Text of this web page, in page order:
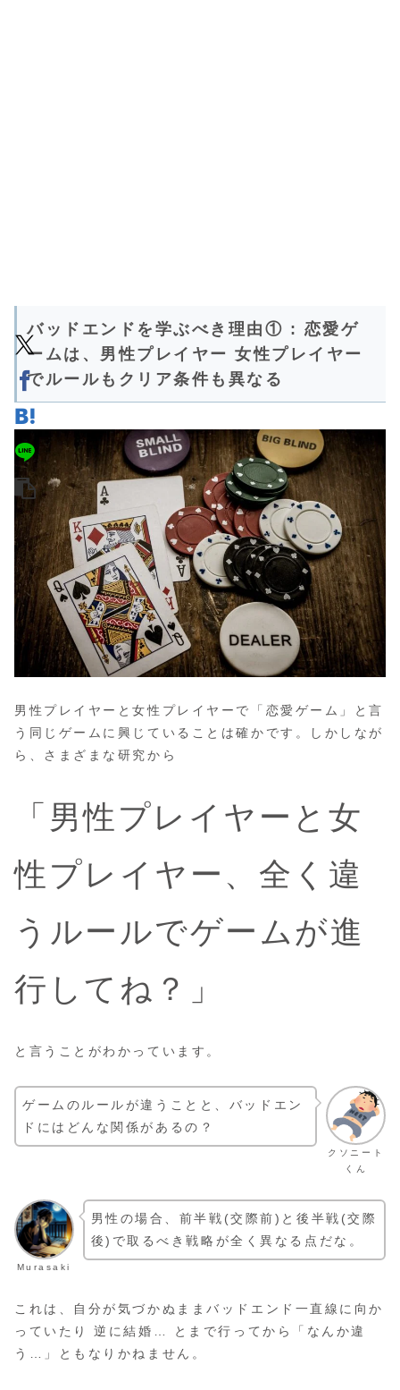
バッドエンドを学ぶべき理由① : 恋愛ゲ
ームは、男性プレイヤー 女性プレイヤー
でルールもクリア条件も異なる
男性プレイヤーと女性プレイヤーで「恋愛ゲーム」と言
う同じゲームに興じていることは確かです。しかしなが
ら、さまざまな研究から
「男性プレイヤーと女
性プレイヤー、全く違
うルールでゲームが進
行してね？」
と言うことがわかっています。
クソニート
くん
ゲームのルールが違うことと、バッドエン
ドにはどんな関係があるの？
Murasaki
男性の場合、前半戦(交際前)と後半戦(交際
後)で取るべき戦略が全く異なる点だな。
これは、自分が気づかぬままバッドエンド一直線に向か
っていたり 逆に結婚… とまで行ってから「なんか違
う…」ともなりかねません。